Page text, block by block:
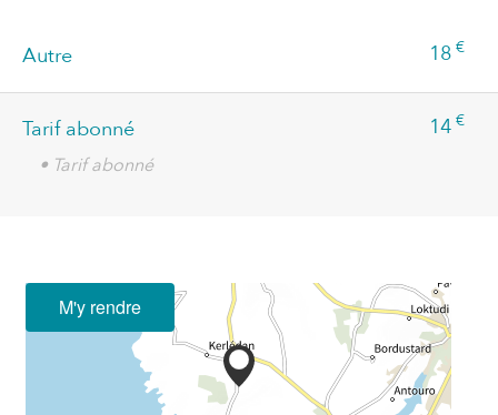
Autre 18 €
Tarif abonné 14 €
• Tarif abonné
M'y rendre